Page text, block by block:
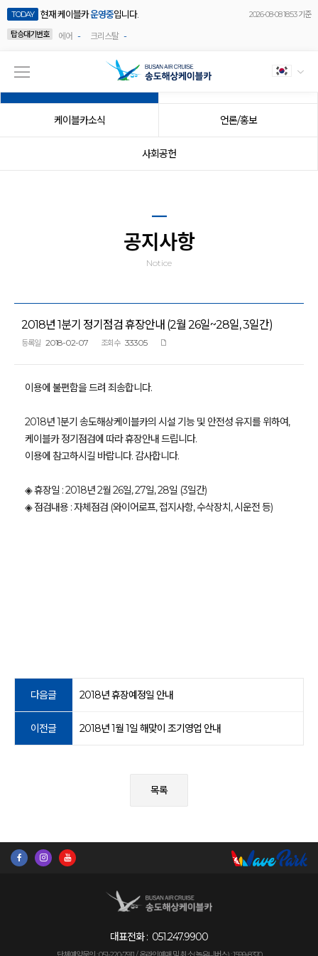
TODAY 현재 케이블카운영중입니다.
2026-08-08 18:53 기준
탑승대기번호
에어 - 크리스탈 -
케이블카소식 언론/홍보
사회공헌
공지사항
Notice
2018년 1분기 정기점검 휴장안내 (2월 26일~28일, 3일간)
등록일 2018-02-07 조회수 33305
이용에 불편함을 드려 죄송합니다.
2018년 1분기 송도해상케이블카의 시설 기능 및 안전성 유지를 위하여,
케이블카 정기점검에 따라 휴장안내 드립니다.
이용에 참고하시길 바랍니다. 감사합니다.
◈ 휴장일 : 2018년 2월 26일, 27일, 28일 (3일간)
◈ 점검내용 : 자체점검 (와이어로프, 접지사항, 수삭장치, 시운전 등)
다음글 2018년 휴장예정일 안내
이전글 2018년 1월 1일 해맞이 조기영업 안내
목록
대표전화 : 051.247.9900